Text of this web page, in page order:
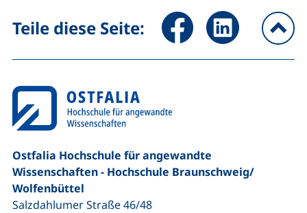
Teile diese Seite: Seite über Facebook teilen
Seite über
Ostfalia Hochschule für angewandte
Wissenschaften - Hochschule Braunschweig/​
Wolfenbüttel
Salzdahlumer Straße 46/48